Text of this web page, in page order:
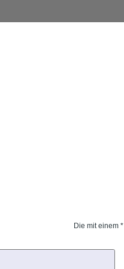
Die mit einem *